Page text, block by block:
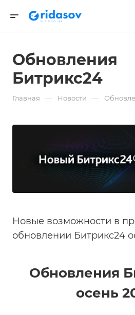
Обновления
Битрикс24
Главная — Новости —
Новые возможности в
обновлении Битрикс24
Обновления
осень